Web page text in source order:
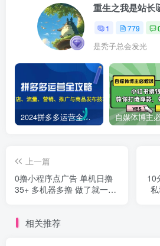
重生之我是站长
1 779
是秃子总会发光
2024拼多多运营全攻略：开店、流量、营销、推广与商品发布技巧（无水印）
上一篇
0撸小程序点广告 单机日撸
35+ 多机器多撸 做了就一定
10
相关推荐